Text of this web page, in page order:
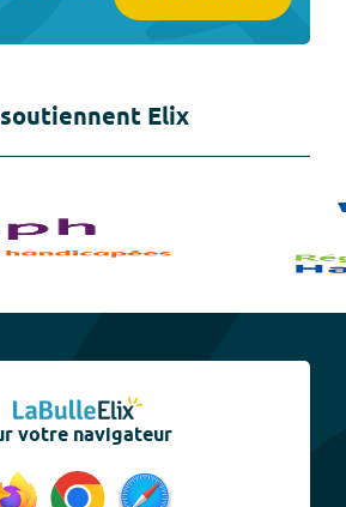
Elix
votre navigateur